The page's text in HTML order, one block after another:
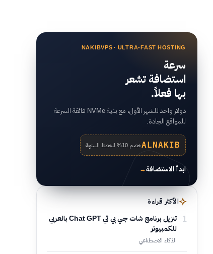
NAKIBVPS · ULTRA-FAST HOSTING
سرعة
استضافة تشعر
بها فعلاً.
دولار واحد للشهر الأول، مع بنية NVMe فائقة السرعة
للمواقع الجادة.
ALNAKIBخصم 10% للخطط السنوية
ابدأ الاستضافة→
الأكثر قراءة
1
تنزيل برنامج شات جي بي تي Chat GPT بالعربي
للكمبيوتر
الذكاء الاصطناعي